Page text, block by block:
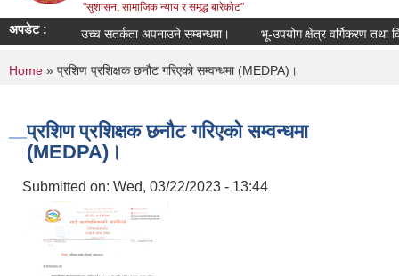
"सुशासन, सामाजिक न्याय र समृद्ध बारेकोट"
अपडेट : उच्च सतर्कता अपनाउने सम्बन्धमा। भू-उपयोग क्षेत्र वर्गिकरण तथा
You are here
Home » प्रशिण प्रशिक्षक छनौट गरिएको सम्वन्धमा (MEDPA)।
प्रशिण प्रशिक्षक छनौट गरिएको सम्वन्धमा
(MEDPA)।
Submitted on: Wed, 03/22/2023 - 13:44